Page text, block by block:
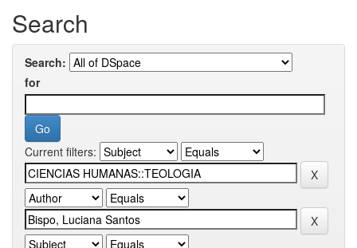
Search
Search:
for
Current filters: